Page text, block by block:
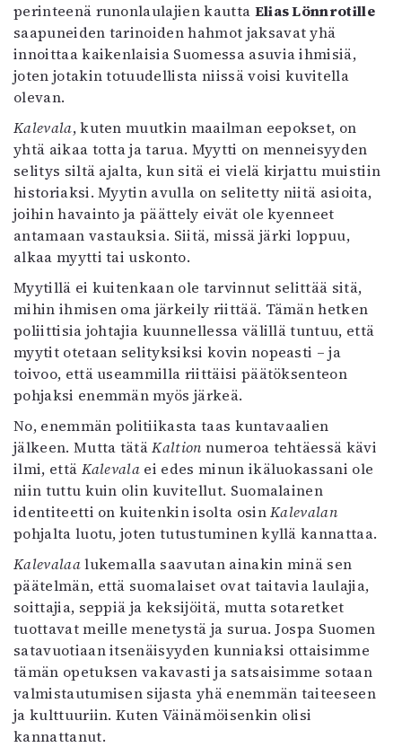
perinteenä runonlaulajien kautta Elias Lönnrotille
saapuneiden tarinoiden hahmot jaksavat yhä
innoittaa kaikenlaisia Suomessa asuvia ihmisiä,
joten jotakin totuudellista niissä voisi kuvitella
olevan.
Kalevala, kuten muutkin maailman eepokset, on
yhtä aikaa totta ja tarua. Myytti on menneisyyden
selitys siltä ajalta, kun sitä ei vielä kirjattu muistiin
historiaksi. Myytin avulla on selitetty niitä asioita,
joihin havainto ja päättely eivät ole kyenneet
antamaan vastauksia. Siitä, missä järki loppuu,
alkaa myytti tai uskonto.
Myytillä ei kuitenkaan ole tarvinnut selittää sitä,
mihin ihmisen oma järkeily riittää. Tämän hetken
poliittisia johtajia kuunnellessa välillä tuntuu, että
myytit otetaan selityksiksi kovin nopeasti – ja
toivoo, että useammilla riittäisi päätöksenteon
pohjaksi enemmän myös järkeä.
No, enemmän politiikasta taas kuntavaalien
jälkeen. Mutta tätäKaltion numeroa tehtäessä kävi
ilmi, että Kalevala ei edes minun ikäluokassani ole
niin tuttu kuin olin kuvitellut. Suomalainen
identiteetti on kuitenkin isolta osinKalevalan
pohjalta luotu, joten tutustuminen kyllä kannattaa.
Kalevalaalukemalla saavutan ainakin minä sen
päätelmän, että suomalaiset ovat taitavia laulajia,
soittajia, seppiä ja keksijöitä, mutta sotaretket
tuottavat meille menetystä ja surua. Jospa Suomen
satavuotiaan itsenäisyyden kunniaksi ottaisimme
tämän opetuksen vakavasti ja satsaisimme sotaan
valmistautumisen sijasta yhä enemmän taiteeseen
ja kulttuuriin. Kuten Väinämöisenkin olisi
kannattanut.